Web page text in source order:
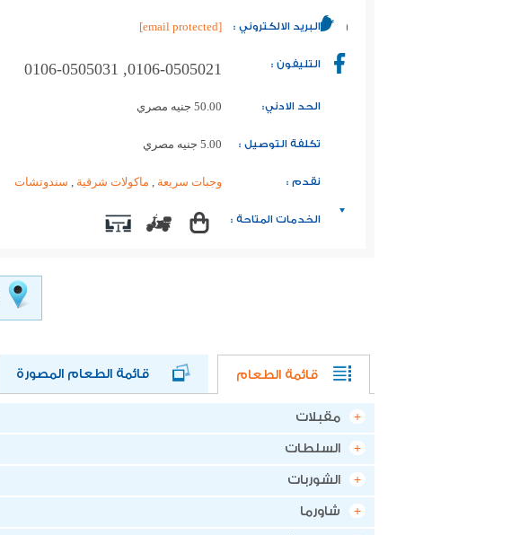
البريد الالكتروني : [email protected]
التليفون : 0106-0505021, 0106-0505031
الحد الادني: 50.00 جنيه مصري
تكلفة التوصيل : 5.00 جنيه مصري
نقدم : وجبات سريعة , ماكولات شرقية , سندوتشات
الخدمات المتاحة :
قائمة الطعام قائمة الطعام المصورة
مقبلات
السلطات
الشوربات
شاورما